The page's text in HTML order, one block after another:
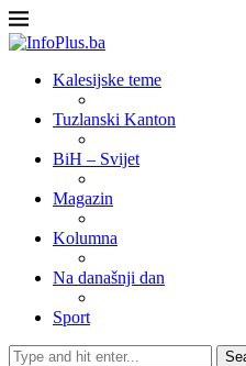
Kalesijske teme
Tuzlanski Kanton
BiH – Svijet
Magazin
Kolumna
Na današnji dan
Sport